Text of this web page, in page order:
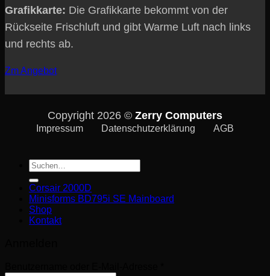
Grafikkarte: Die Grafikkarte bekommt von der
Rückseite Frischluft und gibt Warme Luft nach links
und rechts ab.
Zm Angebot
Copyright 2026 © Zerry Computers
Impressum Datenschutzerklärung AGB
Suche
nach:
Corsair 2000D
Minisforms BD795i SE Mainboard
Shop
Kontakt